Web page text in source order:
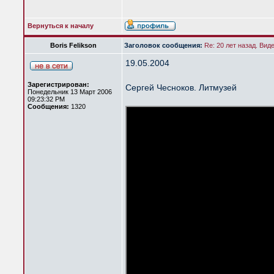
Вернуться к началу
Boris Felikson Заголовок сообщения: Re: 20 лет назад.
Зарегистрирован:
Понедельник 13 Март 2006
09:23:32 PM
Сообщения: 1320
19.05.2004
Сергей Чесноков. Литмузей